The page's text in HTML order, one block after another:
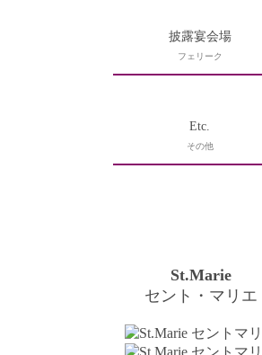
披露宴会場
フェリーク
Etc.
その他
St.Marie
セント・マリエ